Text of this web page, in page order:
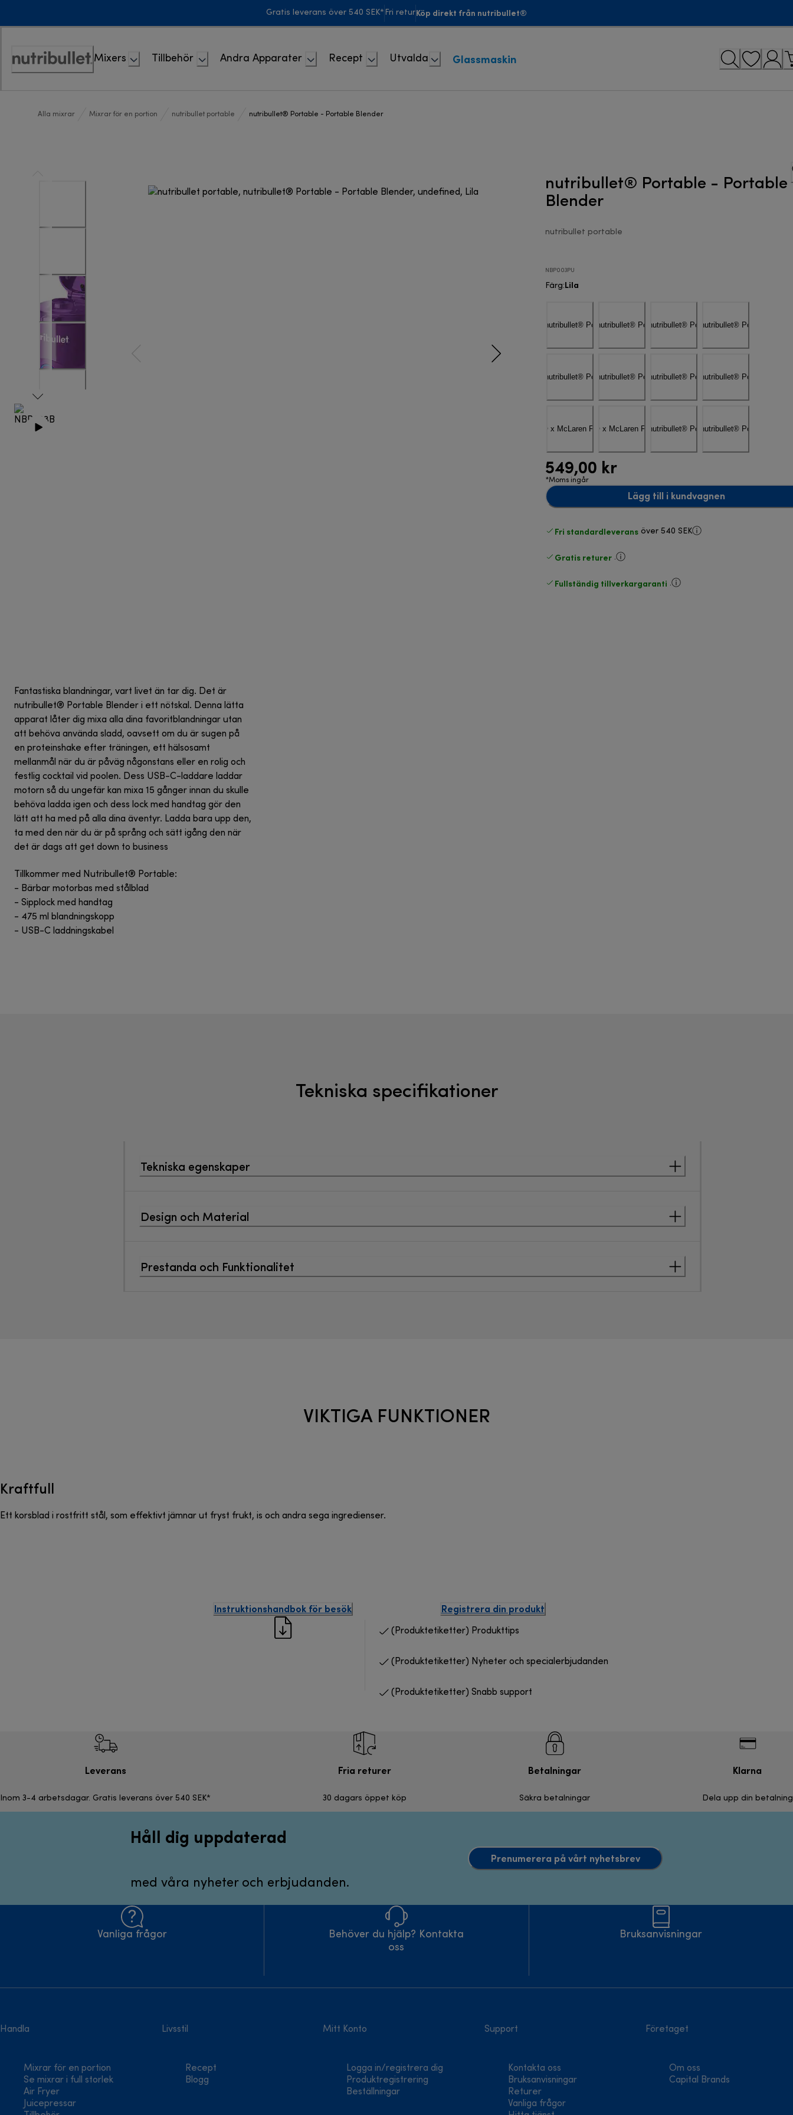
Gratis leverans över 540 SEK* Fri returKöp direkt från nutribullet®
Accessibility
Mixers Tillbehör Andra Apparater Recept Utvalda Glassmaskin
Alla mixrar Mixrar för en portion nutribullet portable nutribullet® Portable - Portable Blender
nutribullet® Portable - Portable
Blender
nutribullet portable
NBP003PU
Färg:Lila
549,00 kr
*Moms ingår
Lägg till i kundvagnen
Fri standardleverans över 540 SEK
Gratis returer .
Fullständig tillverkargaranti .
Fantastiska blandningar, vart livet än tar dig. Det är
nutribullet® Portable Blender i ett nötskal. Denna lätta
apparat låter dig mixa alla dina favoritblandningar utan
att behöva använda sladd, oavsett om du är sugen på
en proteinshake efter träningen, ett hälsosamt
mellanmål när du är påväg någonstans eller en rolig och
festlig cocktail vid poolen. Dess USB-C-laddare laddar
motorn så du ungefär kan mixa 15 gånger innan du skulle
behöva ladda igen och dess lock med handtag gör den
lätt att ha med på alla dina äventyr. Ladda bara upp den,
ta med den när du är på språng och sätt igång den när
det är dags att get down to business
Tillkommer med Nutribullet® Portable:
- Bärbar motorbas med stålblad
- Sipplock med handtag
- 475 ml blandningskopp
- USB-C laddningskabel
Tekniska specifikationer
Tekniska egenskaper
Design och Material
Prestanda och Funktionalitet
VIKTIGA FUNKTIONER
Kraftfull
Ett korsblad i rostfritt stål, som effektivt jämnar ut fryst frukt, is och andra sega ingredienser.
Instruktionshandbok för besök Registrera din produkt
(Produktetiketter) Produkttips
(Produktetiketter) Nyheter och specialerbjudanden
(Produktetiketter) Snabb support
Leverans
Inom 3-4 arbetsdagar. Gratis leverans över 540 SEK*
Fria returer
30 dagars öppet köp
Betalningar
Säkra betalningar
Klarna
Dela upp din betalning
Håll dig uppdaterad
med våra nyheter och erbjudanden.
Prenumerera på vårt nyhetsbrev
Vanliga frågor
Behöver du hjälp? Kontakta
oss
Bruksanvisningar
Handla
Mixrar för en portion
Se mixrar i full storlek
Air Fryer
Juicepressar
Livsstil
Recept
Blogg
Mitt Konto
Logga in/registrera dig
Produktregistrering
Beställningar
Support
Kontakta oss
Bruksanvisningar
Returer
Vanliga frågor
Företaget
Om oss
Capital Brands